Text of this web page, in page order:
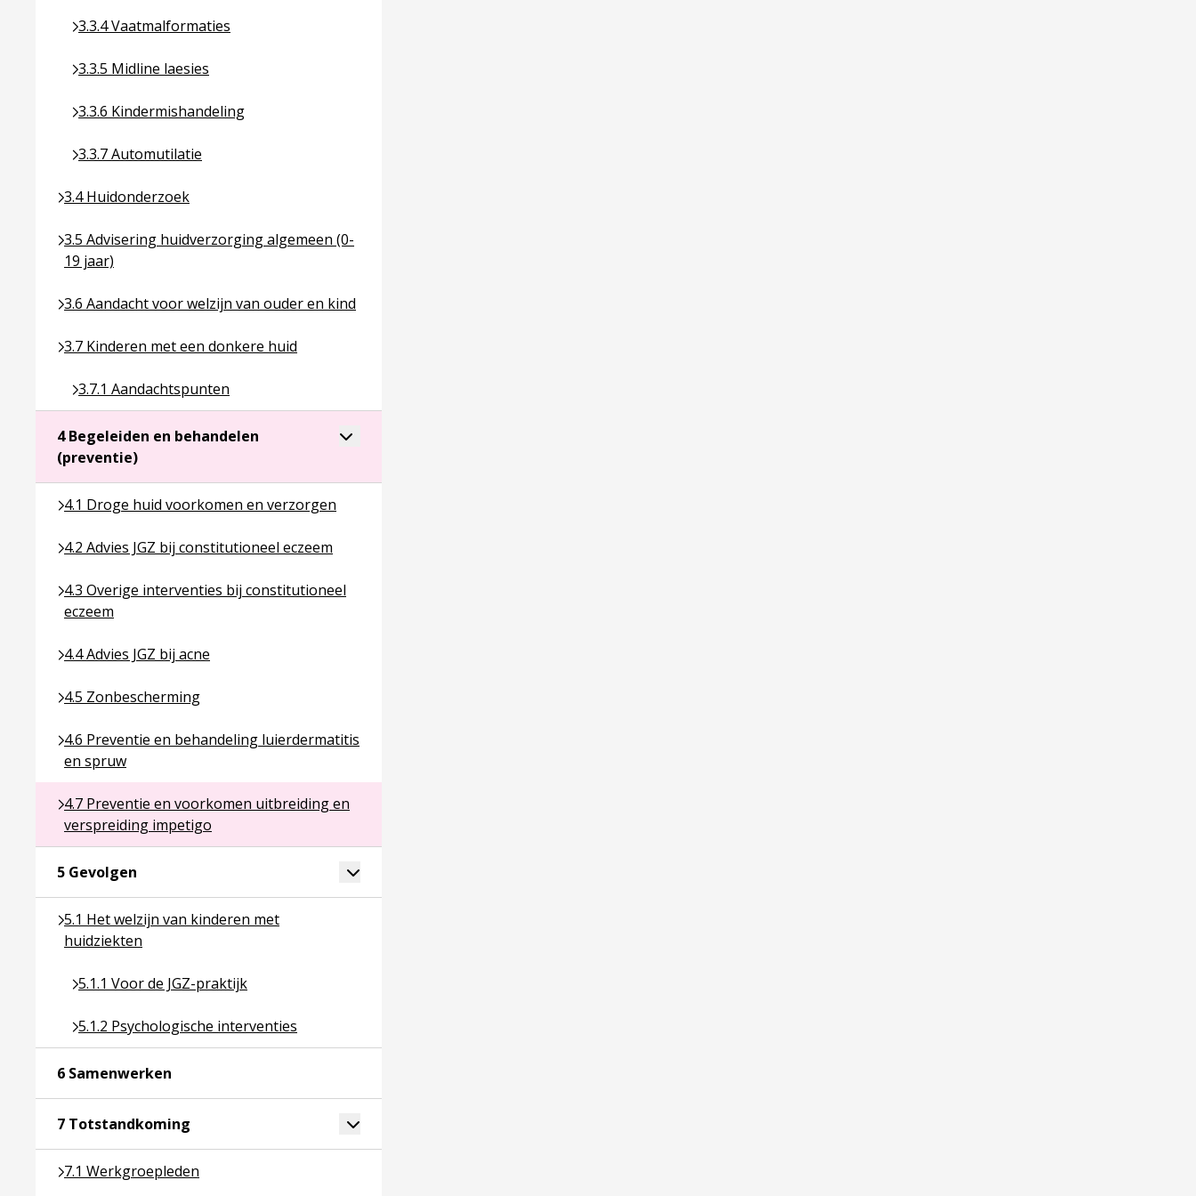
3.3.4 Vaatmalformaties
Ga naar pagina over 3.3.4 Vaatmalformaties
3.3.5 Midline laesies
Ga naar pagina over 3.3.5 Midline laesies
3.3.6 Kindermishandeling
Ga naar pagina over 3.3.6 Kindermishandeling
3.3.7 Automutilatie
Ga naar pagina over 3.3.7 Automutilatie
3.4 Huidonderzoek
Ga naar pagina over 3.4 Huidonderzoek
3.5 Advisering huidverzorging algemeen (0-
19 jaar)
Ga naar pagina over 3.5 Advisering huidverzorging algemeen (0-19 jaar)
3.6 Aandacht voor welzijn van ouder en kind
Ga naar pagina over 3.6 Aandacht voor welzijn van ouder en kind
3.7 Kinderen met een donkere huid
Ga naar pagina over 3.7 Kinderen met een donkere huid
3.7.1 Aandachtspunten
Ga naar pagina over 3.7.1 Aandachtspunten
4 Begeleiden en behandelen
(preventie)Ga naar pagina over 4 Begeleiden en behandelen (preventie)
Toggle accordion over 4 Begeleiden en behandelen (preventie)
4.1 Droge huid voorkomen en verzorgen
Ga naar pagina over 4.1 Droge huid voorkomen en verzorgen
4.2 Advies JGZ bij constitutioneel eczeem
Ga naar pagina over 4.2 Advies JGZ bij constitutioneel eczeem
4.3 Overige interventies bij constitutioneel
eczeem
Ga naar pagina over 4.3 Overige interventies bij constitutioneel eczeem
4.4 Advies JGZ bij acne
Ga naar pagina over 4.4 Advies JGZ bij acne
4.5 Zonbescherming
Ga naar pagina over 4.5 Zonbescherming
4.6 Preventie en behandeling luierdermatitis
en spruw
Ga naar pagina over 4.6 Preventie en behandeling luierdermatitis en spruw
4.7 Preventie en voorkomen uitbreiding en
verspreiding impetigo
Ga naar pagina over 4.7 Preventie en voorkomen uitbreiding en verspreiding impetigo
5 Gevolgen Ga naar pagina over 5 GevolgenToggle accordion over 5 Gevolgen
5.1 Het welzijn van kinderen met
huidziekten
Ga naar pagina over 5.1 Het welzijn van kinderen met huidziekten
5.1.1 Voor de JGZ-praktijk
Ga naar pagina over 5.1.1 Voor de JGZ-praktijk
5.1.2 Psychologische interventies
Ga naar pagina over 5.1.2 Psychologische interventies
6 Samenwerken
7 Totstandkoming Ga naar pagina over 7 TotstandkomingToggle accordion over 7 Totstandkoming
7.1 Werkgroepleden
Ga naar pagina over 7.1 Werkgroepleden